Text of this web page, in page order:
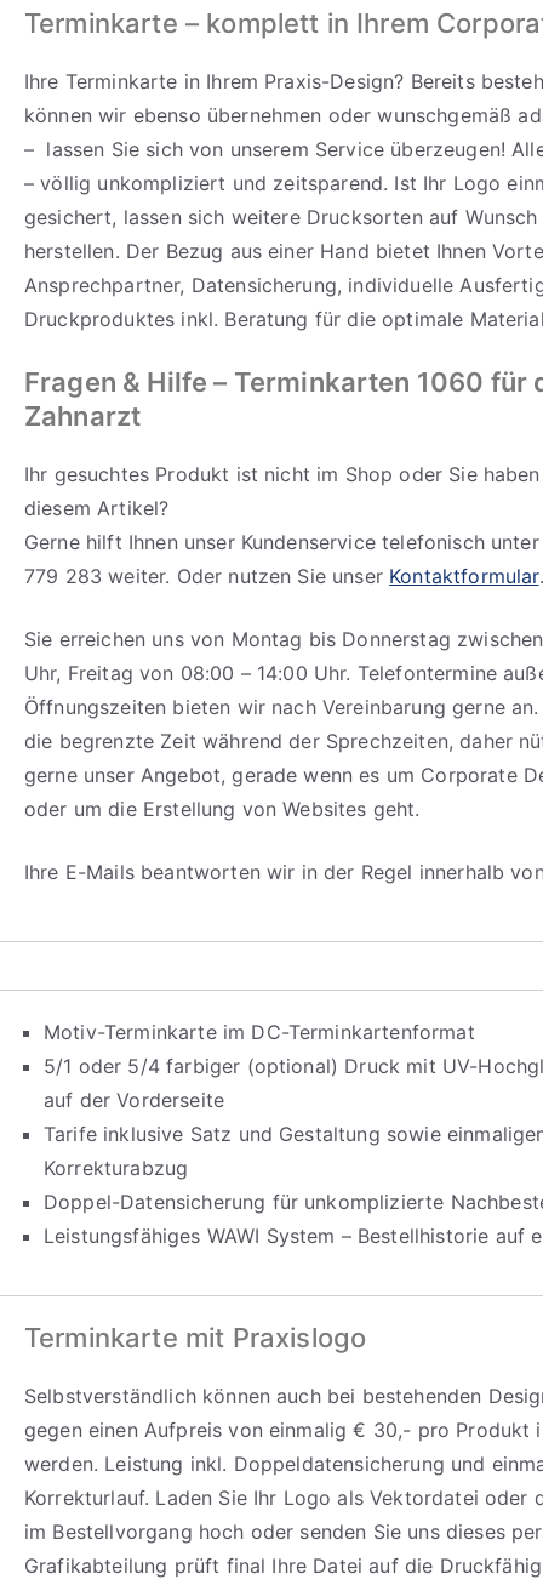
Terminkarte – komplett in Ihrem
Ihre Terminkarte in Ihrem Praxis-Design? Bereits
können wir ebenso übernehmen oder wunschgemäß
– lassen Sie sich von unserem Service überzeugen!
– völlig unkompliziert und zeitsparend. Ist Ihr Logo
gesichert, lassen sich weitere Drucksorten auf
herstellen. Der Bezug aus einer Hand bietet Ihnen
Ansprechpartner, Datensicherung, individuelle
Druckproduktes inkl. Beratung für die optimale
Fragen & Hilfe – Terminkarten 1060 für
Zahnarzt
Ihr gesuchtes Produkt ist nicht im Shop oder Sie
diesem Artikel?
Gerne hilft Ihnen unser Kundenservice telefonisch
779 283 weiter. Oder nutzen Sie unser Kontaktformular.
Sie erreichen uns von Montag bis Donnerstag
Uhr, Freitag von 08:00 – 14:00 Uhr. Telefontermine
Öffnungszeiten bieten wir nach Vereinbarung gerne
die begrenzte Zeit während der Sprechzeiten, daher
gerne unser Angebot, gerade wenn es um Corporate
oder um die Erstellung von Websites geht.
Ihre E-Mails beantworten wir in der Regel innerhalb
Motiv-Terminkarte im DC-Terminkartenformat
5/1 oder 5/4 farbiger (optional) Druck mit UV-
auf der Vorderseite
Tarife inklusive Satz und Gestaltung sowie
Korrekturabzug
Doppel-Datensicherung für unkomplizierte
Leistungsfähiges WAWI System – Bestellhistorie auf
Terminkarte mit Praxislogo
Selbstverständlich können auch bei bestehenden
gegen einen Aufpreis von einmalig € 30,- pro Produkt
werden. Leistung inkl. Doppeldatensicherung und
Korrekturlauf. Laden Sie Ihr Logo als Vektordatei oder
im Bestellvorgang hoch oder senden Sie uns dieses
Grafikabteilung prüft final Ihre Datei auf die